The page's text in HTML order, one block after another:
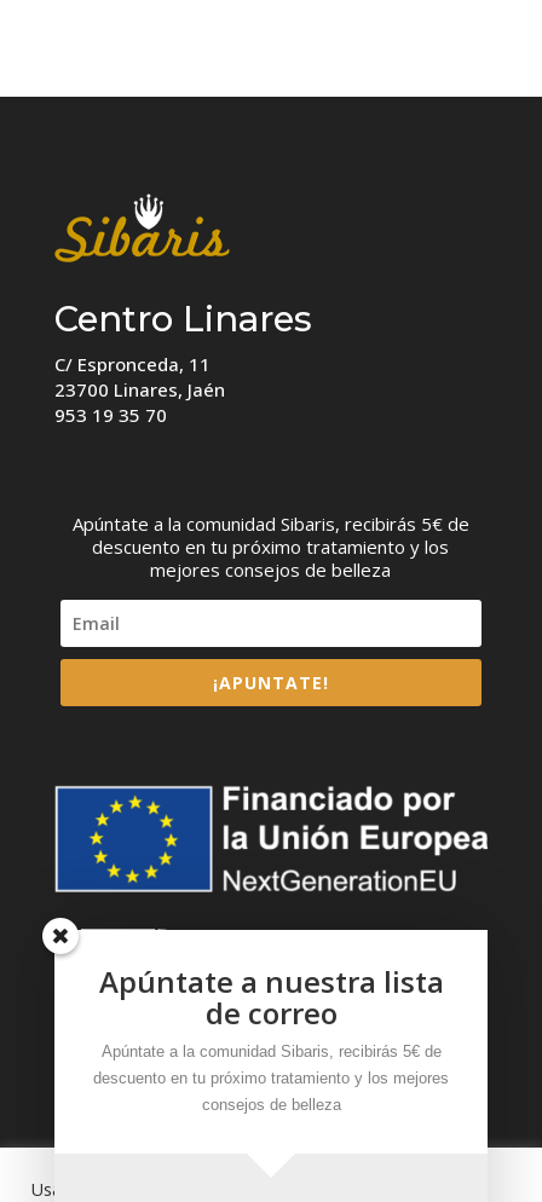
Centro Linares
C/ Espronceda, 11
23700 Linares, Jaén
953 19 35 70
Apúntate a la comunidad Sibaris, recibirás 5€ de
descuento en tu próximo tratamiento y los
mejores consejos de belleza
¡APUNTATE!
Usamos cookies en nuestro sitio web para brindarle la
Apúntate a nuestra lista
de correo
Apúntate a la comunidad Sibaris, recibirás 5€ de
descuento en tu próximo tratamiento y los mejores
consejos de belleza